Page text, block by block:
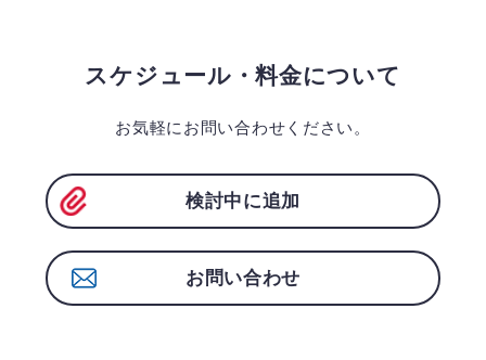
スケジュール・料金について
お気軽にお問い合わせください。
検討中に追加
お問い合わせ